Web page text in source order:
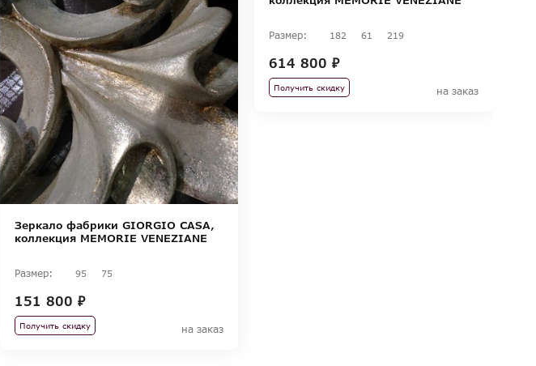
Зеркало фабрики GIORGIO CASA,
коллекция MEMORIE VENEZIANE
Размер: 95 75
151 800 ₽
Получить скидку на заказ
Размер: 182 61 219
614 800 ₽
Получить скидку на заказ